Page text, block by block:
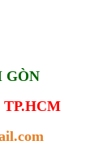
GÒN
TP.HCM